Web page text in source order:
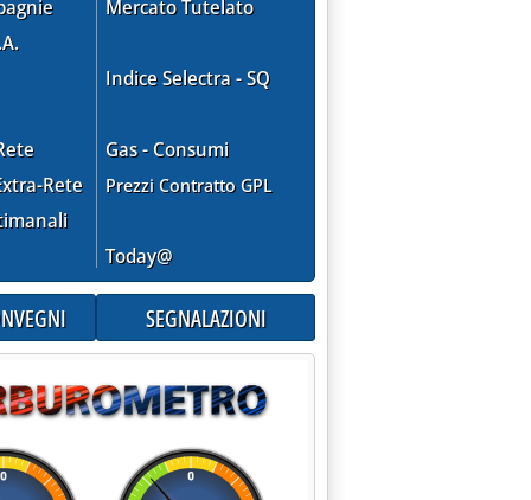
COMMISSARIO MONTI'
Rete
Mercato Tutelato
Indice Selectra - SQ
Gas - Consumi
Prezzi Contratto GPL
Today@
SEGNALAZIONI